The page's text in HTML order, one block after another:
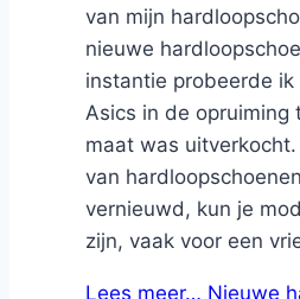
van mijn
nieuwe
instantie probeerde
Asics in de opruiming
maat was
van
vernieuwd, kun je
zijn, vaak voor een
Lees meer… Nieuwe